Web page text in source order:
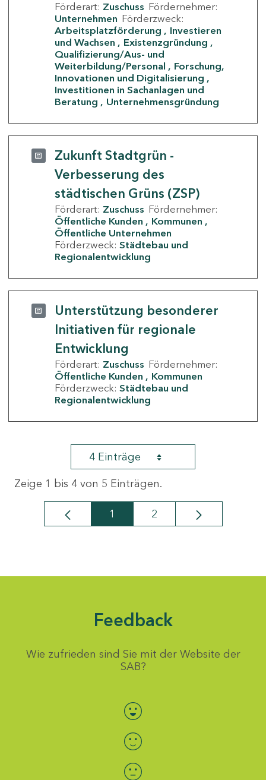
Förderart: Zuschuss Fördernehmer:
Unternehmen Förderzweck:
Arbeitsplatzförderung
Investieren
und Wachsen
Existenzgründung
Qualifizierung/Aus- und
Weiterbildung/Personal
Forschung,
Innovationen und Digitalisierung
Investitionen in Sachanlagen und
Beratung
Unternehmensgründung
Zukunft Stadtgrün -
Verbesserung des
städtischen Grüns (ZSP)
Förderart: Zuschuss Fördernehmer:
Öffentliche Kunden
Kommunen
Öffentliche Unternehmen
Förderzweck: Städtebau und
Regionalentwicklung
Unterstützung besonderer
Initiativen für regionale
Entwicklung
Förderart: Zuschuss Fördernehmer:
Öffentliche Kunden
Kommunen
Förderzweck: Städtebau und
Regionalentwicklung
4 Einträge
Zeige 1 bis 4 von 5 Einträgen.
Seite
1 Seite
2
Feedback
Wie zufrieden sind Sie mit der Website der
SAB?
Bewertung auswählen